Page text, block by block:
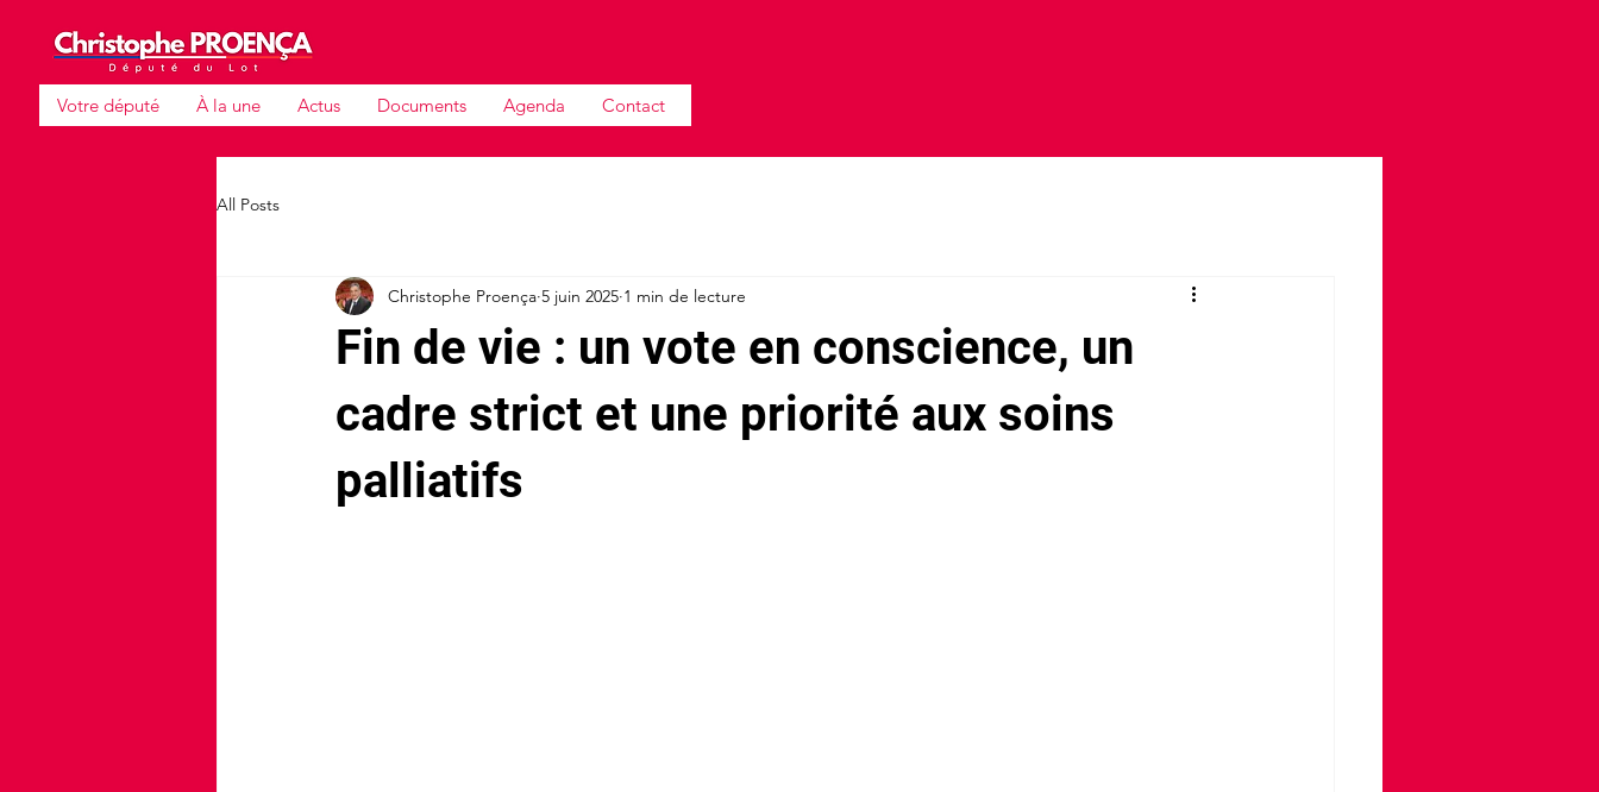
Votre député À la une Actus Documents Agenda Contact
All Posts
Fin de vie : un vote en conscience, un
cadre strict et une priorité aux soins
palliatifs
Christophe Proença 5 juin 2025 1 min de lecture